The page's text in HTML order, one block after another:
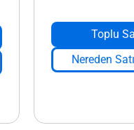
Toplu
Nereden